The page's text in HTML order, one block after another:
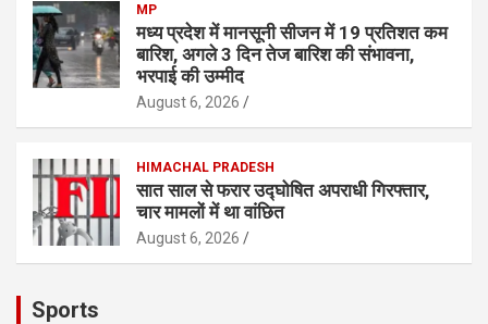
MP
मध्य प्रदेश में मानसूनी सीजन में 19 प्रतिशत कम
बारिश, अगले 3 दिन तेज बारिश की संभावना,
भरपाई की उम्मीद
August 6, 2026
HIMACHAL PRADESH
सात साल से फरार उद्घोषित अपराधी गिरफ्तार,
चार मामलों में था वांछित
August 6, 2026
Sports